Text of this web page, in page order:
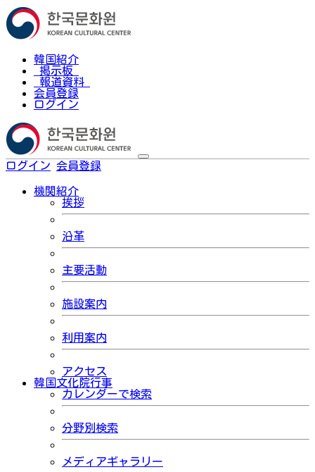
韓国紹介
掲示板
報道資料
会員登録
ログイン
ログイン 会員登録
機関紹介
挨拶
沿革
主要活動
施設案内
利用案内
アクセス
韓国文化院行事
カレンダーで検索
分野別検索
メディアギャラリー